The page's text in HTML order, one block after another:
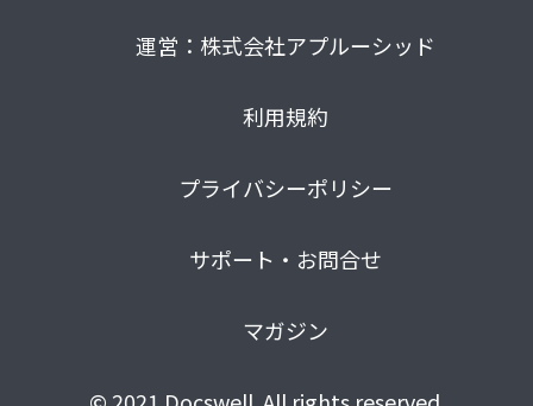
運営：株式会社アプルーシッド
利用規約
プライバシーポリシー
サポート・お問合せ
マガジン